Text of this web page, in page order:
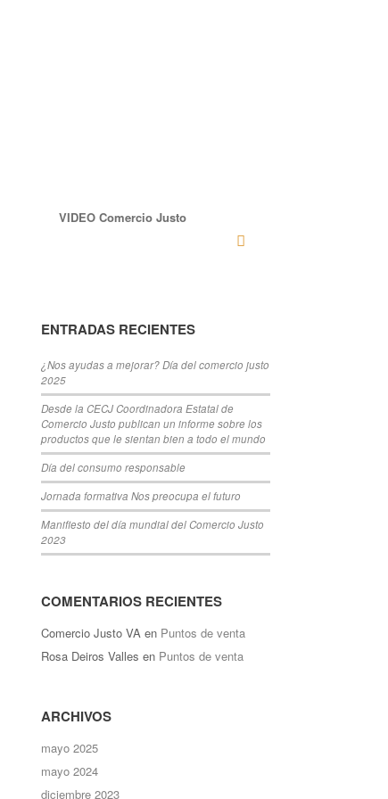
VIDEO Comercio Justo
ENTRADAS RECIENTES
¿Nos ayudas a mejorar? Día del comercio justo
2025
Desde la CECJ Coordinadora Estatal de
Comercio Justo publican un informe sobre los
productos que le sientan bien a todo el mundo
Día del consumo responsable
Jornada formativa Nos preocupa el futuro
Manifiesto del día mundial del Comercio Justo
2023
COMENTARIOS RECIENTES
Comercio Justo VA en Puntos de venta
Rosa Deiros Valles en Puntos de venta
ARCHIVOS
mayo 2025
mayo 2024
diciembre 2023